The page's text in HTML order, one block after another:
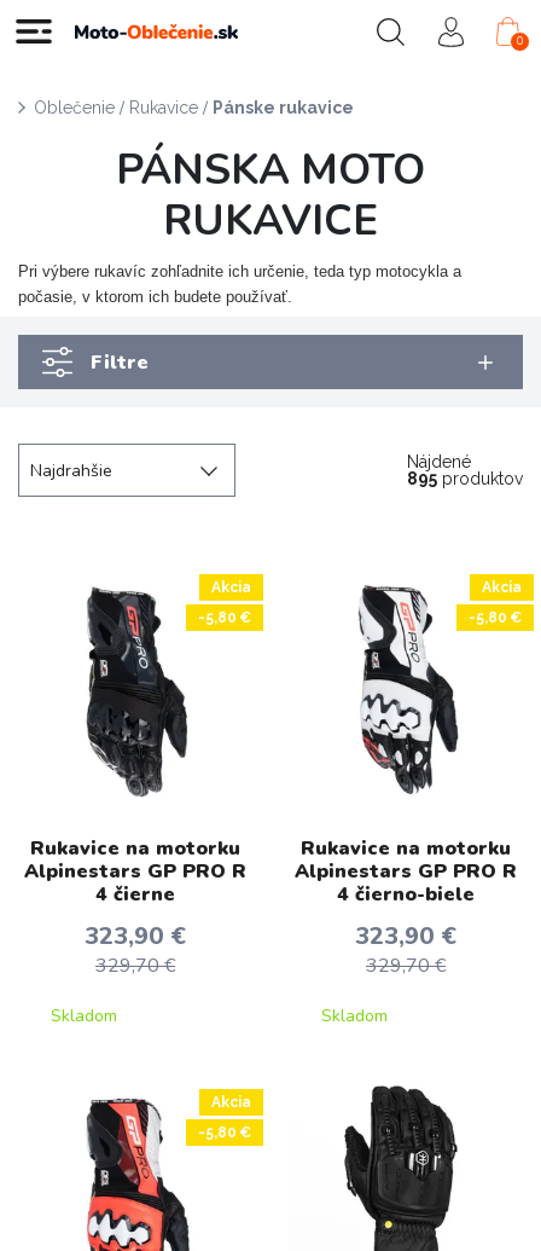
0
Oblečenie / Rukavice / Pánske rukavice
PÁNSKA MOTO
RUKAVICE
Pri výbere rukavíc zohľadnite ich určenie, teda typ motocykla a
počasie, v ktorom ich budete používať.
Filtre
Nájdené
895 produktov
Najdrahšie
Akcia
-5,80 €
Rukavice na motorku
Alpinestars GP PRO R
4 čierne
323,90 €
329,70 €
Skladom
Akcia
-5,80 €
Rukavice na motorku
Alpinestars GP PRO R
4 čierno-biele
323,90 €
329,70 €
Skladom
Akcia
-5,80 €